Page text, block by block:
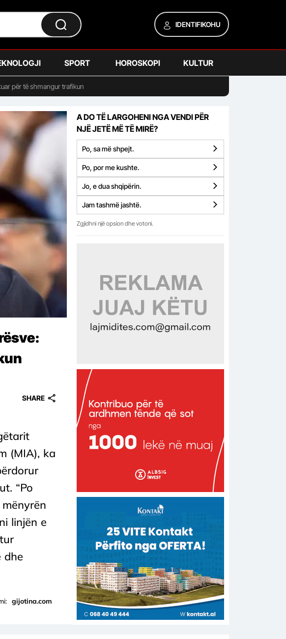
IDENTIFIKOHU
SPORT HOROSKOPI KULTUR
për të shmangur trafikun
SHARE
(MIA), ka
“Po
linjën e
dhe
gijotina.com
A DO TË LARGOHENI NGA VENDI PËR
NJË JETË MË TË MIRË?
Po, sa më shpejt.
Po, por me kushte.
Jo, e dua shqipërin.
Jam tashmë jashtë.
Zgjidhni një opsion dhe votoni.